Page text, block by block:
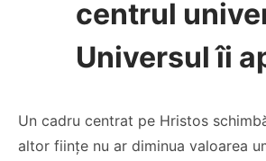
centrul
Universul îi
Un cadru centrat pe Hristos
altor ființe nu ar diminua valoarea